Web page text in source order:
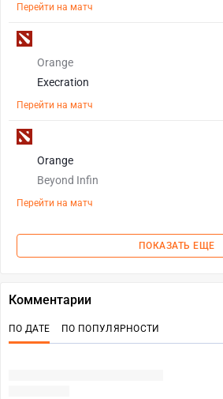
Перейти на матч
Orange
Execration
Перейти на матч
Orange
Beyond Infin
Перейти на матч
ПОКАЗАТЬ ЕЩЕ
Комментарии
ПО ДАТЕ ПО ПОПУЛЯРНОСТИ